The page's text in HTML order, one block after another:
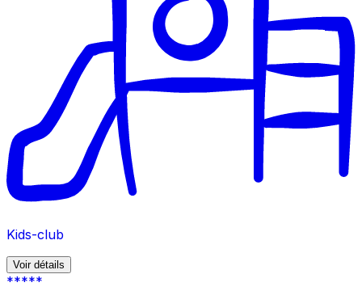
Kids-club
Voir détails
*****